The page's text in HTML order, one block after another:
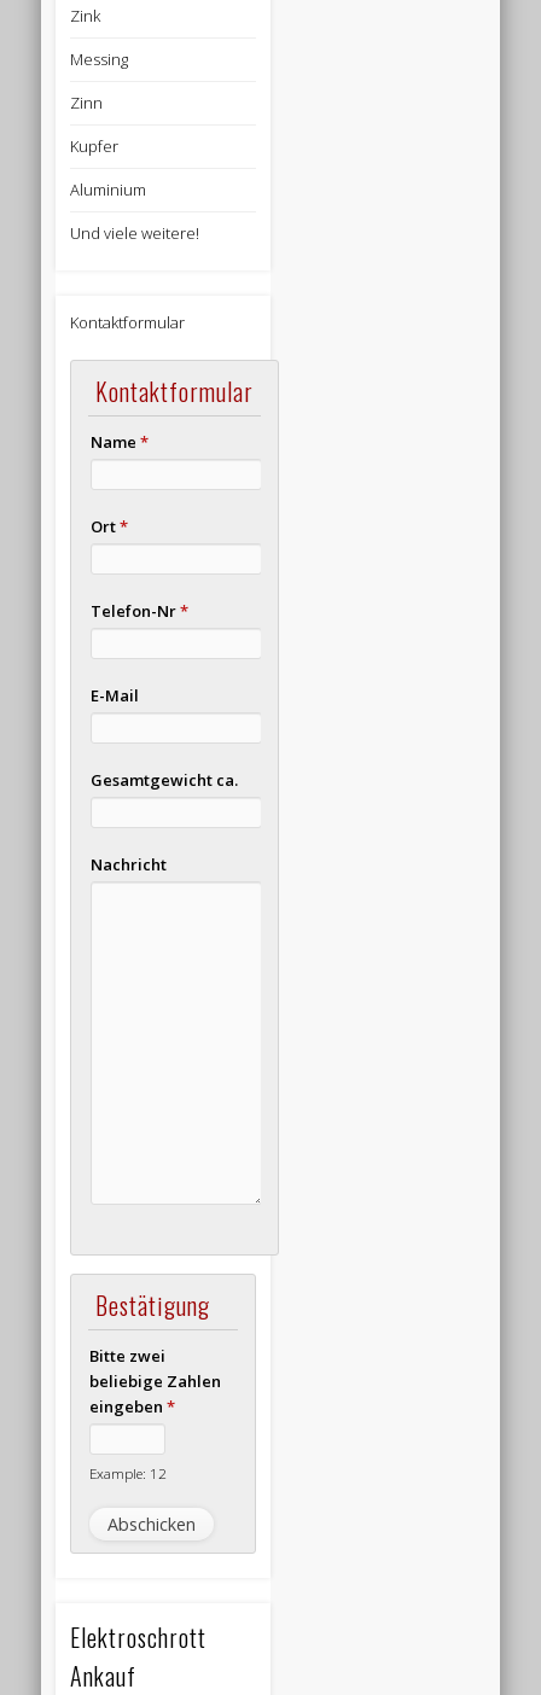
Zink
Messing
Zinn
Kupfer
Aluminium
Und viele weitere!
Kontaktformular
Kontaktformular
Name *
Ort*
Telefon-Nr*
E-Mail
Gesamtgewicht ca.
Nachricht
Bestätigung
Bitte zwei
beliebige Zahlen
eingeben*
Example: 12
Elektroschrott
Ankauf